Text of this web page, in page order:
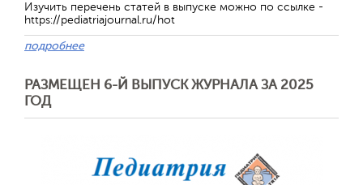
Изучить перечень статей в выпуске можно по ссылке -
https://pediatriajournal.ru/hot
подробнее
РАЗМЕЩЕН 6-Й ВЫПУСК ЖУРНАЛА ЗА 2025
ГОД